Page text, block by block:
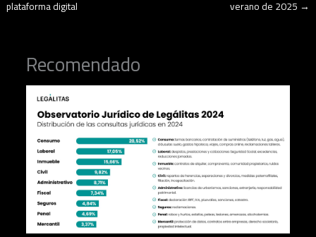
plataforma digital
verano de 2025 →
Recomendado